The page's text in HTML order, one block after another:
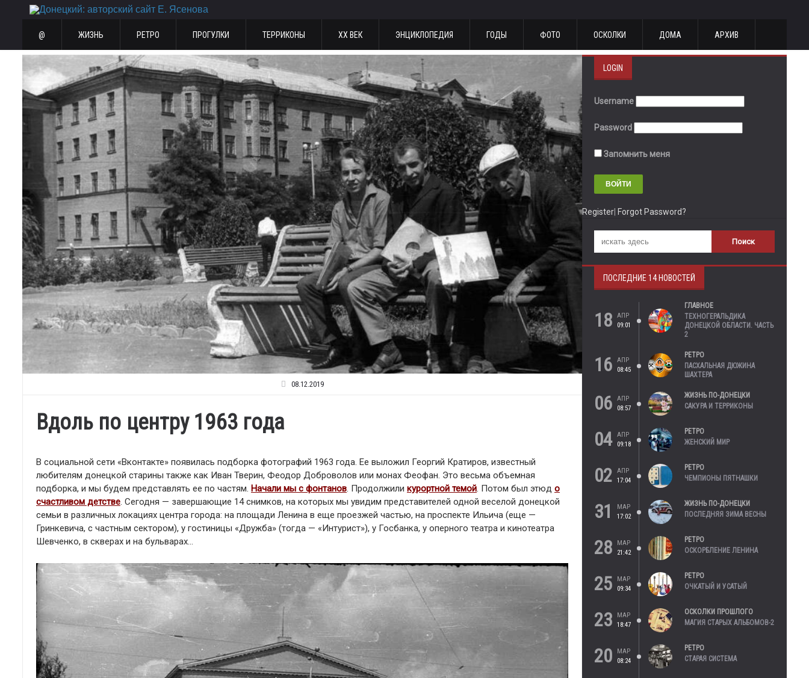
@ ЖИЗНЬ РЕТРО ПРОГУЛКИ ТЕРРИКОНЫ ХХ ВЕК ЭНЦИКЛОПЕДИЯ ГОДЫ ФОТО ОСКОЛКИ ДОМА АРХИВ
08.12.2019
Вдоль по центру 1963 года
В социальной сети «Вконтакте» появилась подборка фотографий 1963 года. Ее выложил Георгий Кратиров, известный
любителям донецкой старины также как Иван Тверин, Феодор Доброволов или монах Феофан. Это весьма объемная
подборка, и мы будем представлять ее по частям. Начали мы с фонтанов. Продолжили курортной темой. Потом был этюд о
счастливом детстве. Сегодня — завершающие 14 снимков, на которых мы увидим представителей одной веселой донецкой
семьи в различных локациях центра города: на площади Ленина в еще проезжей частью, на проспекте Ильича (еще —
Гринкевича, с частным сектором), у гостиницы «Дружба» (тогда — «Интурист»), у Госбанка, у оперного театра и кинотеатра
Шевченко, в скверах и на бульварах…
LOGIN
Username
Password
Запомнить меня
Register Forgot Password?
ПОСЛЕДНИЕ 14 НОВОСТЕЙ
18
АПР
09:01
ГЛАВНОЕ
ТЕХНОГЕРАЛЬДИКА
ДОНЕЦКОЙ ОБЛАСТИ. ЧАСТЬ
2
16
АПР
08:45
РЕТРО
ПАСХАЛЬНАЯ ДЮЖИНА
ШАХТЕРА
06
АПР
08:57
ЖИЗНЬ ПО-ДОНЕЦКИ
САКУРА И ТЕРРИКОНЫ
04
АПР
09:18
РЕТРО
ЖЕНСКИЙ МИР
02
АПР
17:04
РЕТРО
ЧЕМПИОНЫ ПЯТНАШКИ
31
МАР
17:02
ЖИЗНЬ ПО-ДОНЕЦКИ
ПОСЛЕДНЯЯ ЗИМА ВЕСНЫ
28
МАР
21:42
РЕТРО
ОСКОРБЛЕНИЕ ЛЕНИНА
25
МАР
09:34
РЕТРО
ОЧКАТЫЙ И УСАТЫЙ
23
МАР
18:47
ОСКОЛКИ ПРОШЛОГО
МАГИЯ СТАРЫХ АЛЬБОМОВ-2
20
МАР
08:24
РЕТРО
СТАРАЯ СИСТЕМА